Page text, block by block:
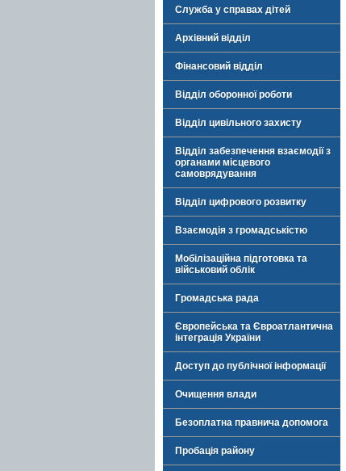
Служба у справах дітей
Архівний відділ
Фінансовий відділ
Відділ оборонної роботи
Відділ цивільного захисту
Відділ забезпечення взаємодії з
органами місцевого
самоврядування
Відділ цифрового розвитку
Взаємодія з громадськістю
Мобілізаційна підготовка та
військовий облік
Громадська рада
Європейська та Євроатлантична
інтеграція України
Доступ до публічної інформації
Очищення влади
Безоплатна правнича допомога
Пробація району